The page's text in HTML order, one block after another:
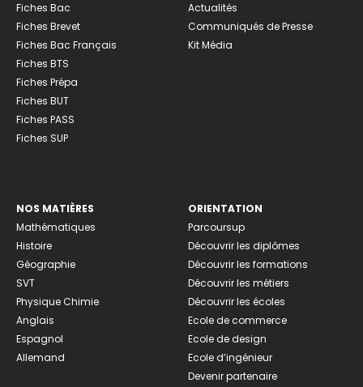
Fiches Bac
Fiches Brevet
Fiches Bac Français
Fiches BTS
Fiches Prépa
Fiches BUT
Fiches PASS
Fiches SUP
Actualités
Communiqués de Presse
Kit Média
NOS MATIÈRES
Mathématiques
Histoire
Géographie
SVT
Physique Chimie
Anglais
Espagnol
Allemand
ORIENTATION
Parcoursup
Découvrir les diplômes
Découvrir les formations
Découvrir les métiers
Découvrir les écoles
Ecole de commerce
Ecole de design
Ecole d’ingénieur
Devenir partenaire